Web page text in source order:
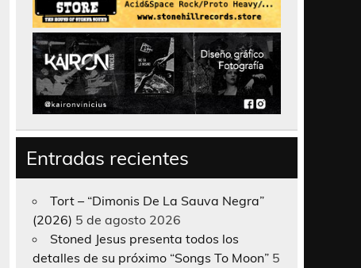
Entradas recientes
Tort – “Dimonis De La Sauva Negra”
(2026) 5 de agosto 2026
Stoned Jesus presenta todos los
detalles de su próximo “Songs To Moon” 5